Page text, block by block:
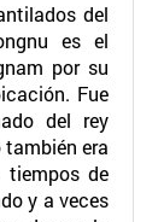
del
es el
por su
Fue
del rey
también era
tiempos de
y a veces